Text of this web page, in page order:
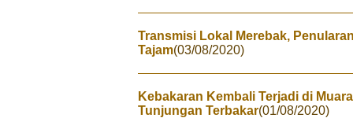
Transmisi Lokal Merebak,
Tajam(03/08/2020)
Kebakaran Kembali Terjadi di
Tunjungan Terbakar(01/08/2020)